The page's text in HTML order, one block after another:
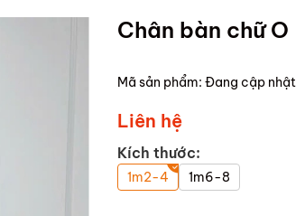
Chân bàn chữ O
Mã sản phẩm: Đang cập nhật
Liên hệ
Kích thước:
1m2-4 1m6-8